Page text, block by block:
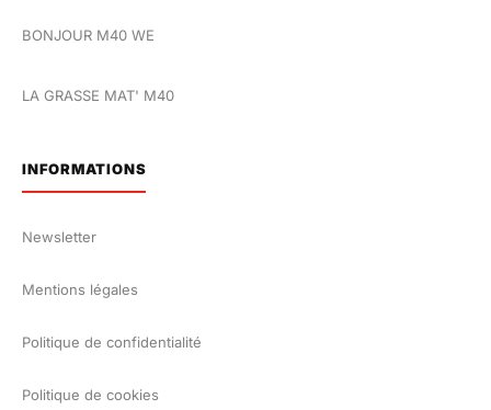
BONJOUR M40 WE
LA GRASSE MAT' M40
INFORMATIONS
Newsletter
Mentions légales
Politique de confidentialité
Politique de cookies